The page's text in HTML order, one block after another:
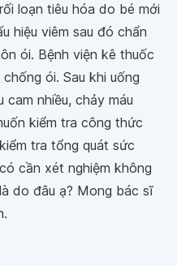
loạn tiêu hóa do bé mới
hiệu viêm sau đó chẩn
ói. Bệnh viện kê thuốc
ói. Sau khi uống
nhiều, chảy máu
kiểm tra công thức
tra tổng quát sức
cần xét nghiệm không
do đâu ạ? Mong bác sĩ